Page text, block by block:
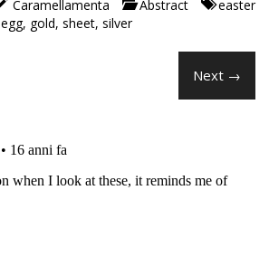
Caramellamenta Abstract
easter
egg, gold, sheet, silver
Next →